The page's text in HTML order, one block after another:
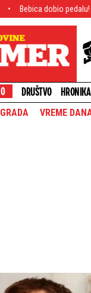
pedalu! Cure
DRUŠTVO HRONIKA
VREME